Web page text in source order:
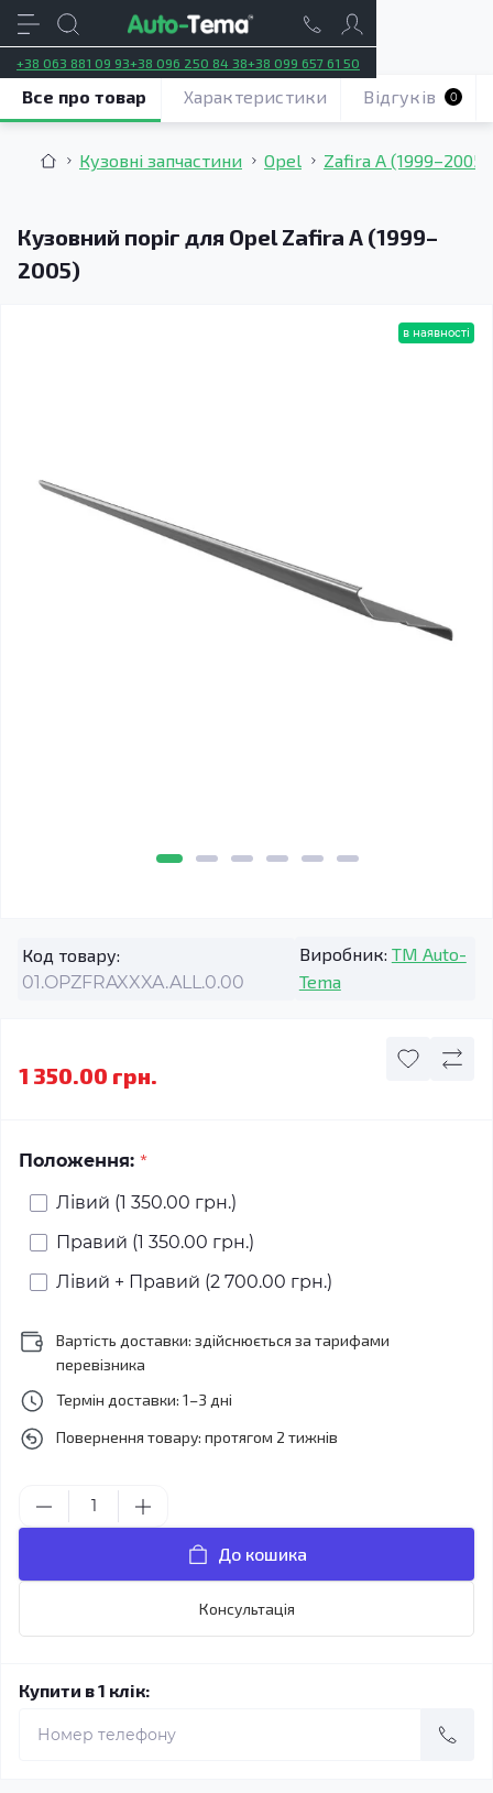
+38 063 881 09 93+38 096 250 84 38+38 099 657 61 50
Кузовні запчастини Opel Zafira A (1999–2005)
Кузовний поріг для Opel Zafira A (1999–
2005)
Все про товар Характеристики Відгуків 0
в наявності
Код товару:
01.OPZFRAXXXA.ALL.0.00
Виробник: TM Auto-
Tema
1 350.00 грн.
Положення: *
Лівий (1 350.00 грн.)
Правий (1 350.00 грн.)
Лівий + Правий (2 700.00 грн.)
Вартість доставки: здійснюється за тарифами
перевізника
Термін доставки: 1–3 дні
Повернення товару: протягом 2 тижнів
До кошика
Консультація
Купити в 1 клік: